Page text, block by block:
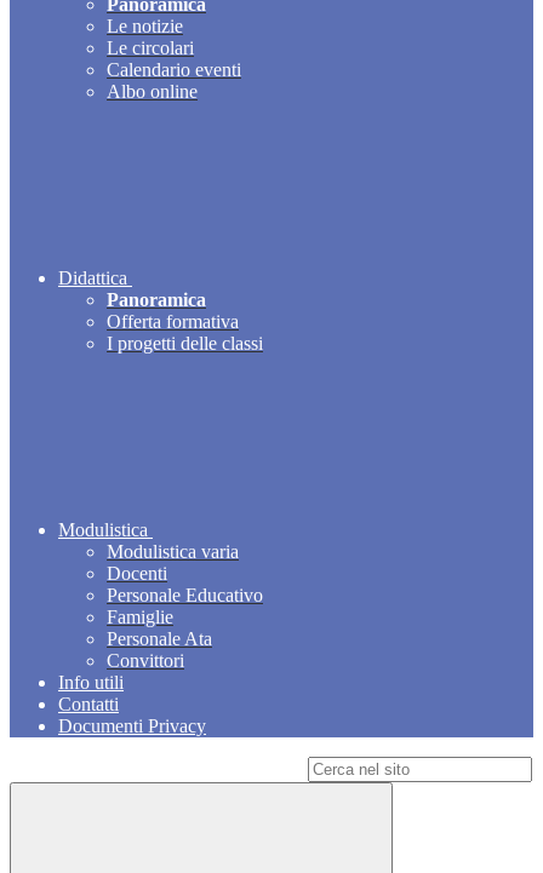
Panoramica
Le notizie
Le circolari
Calendario eventi
Albo online
Didattica
Panoramica
Offerta formativa
I progetti delle classi
Modulistica
Modulistica varia
Docenti
Personale Educativo
Famiglie
Personale Ata
Convittori
Info utili
Contatti
Documenti Privacy